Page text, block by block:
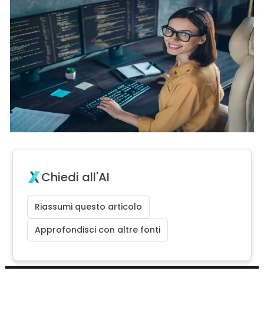
Chiedi all'AI
Riassumi questo articolo
Approfondisci con altre fonti